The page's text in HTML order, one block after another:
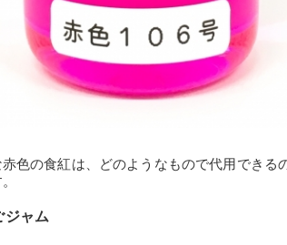
色の食紅は、どのようなもので代用できる
ャム